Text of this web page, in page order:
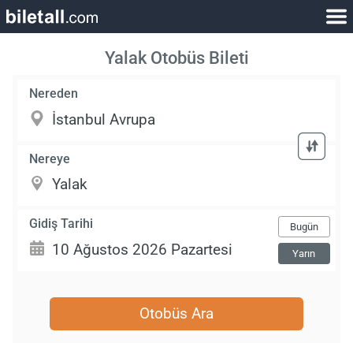
Yalak Otobüs Bileti
Nereden
Nereye
Gidiş Tarihi Bugün
Yarın
Otobüs Ara